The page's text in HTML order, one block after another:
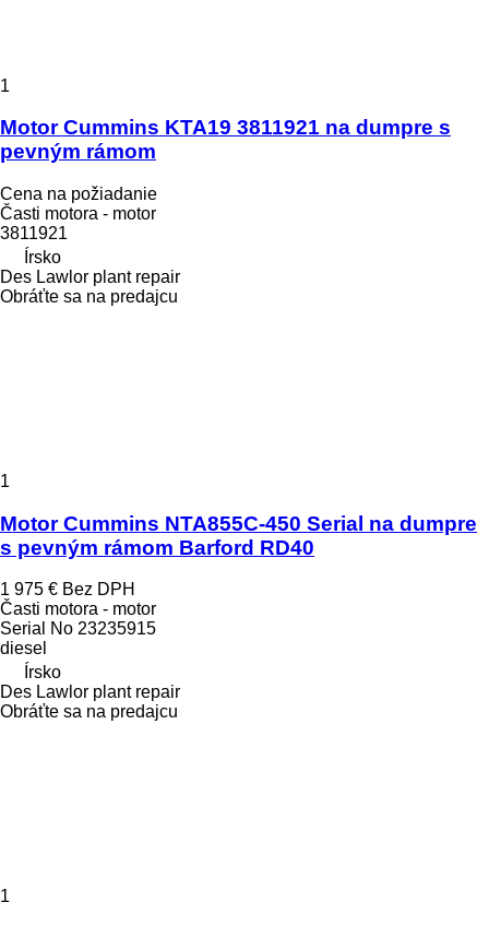
1
Motor Cummins KTA19 3811921 na dumpre s
pevným rámom
Cena na požiadanie
Časti motora - motor
3811921
Írsko
Des Lawlor plant repair
Obráťte sa na predajcu
1
Motor Cummins NTA855C-450 Serial na dumpre
s pevným rámom Barford RD40
1 975 € Bez DPH
Časti motora - motor
Serial No 23235915
diesel
Írsko
Des Lawlor plant repair
Obráťte sa na predajcu
1